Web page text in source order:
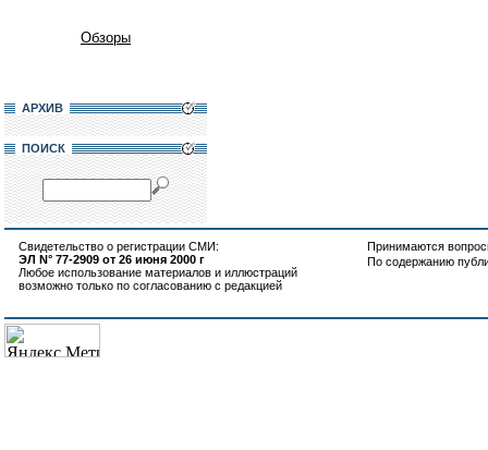
Обзоры
АРХИВ
ПОИСК
Свидетельство о регистрации СМИ:
ЭЛ N° 77-2909 от 26 июня 2000 г
Любое использование материалов и иллюстраций
возможно только по согласованию с редакцией
Принимаются
По содержанию